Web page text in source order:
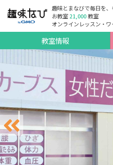
趣味とまなびで毎日を、
お教室21,000教室
オンラインレッスン・
教室情報